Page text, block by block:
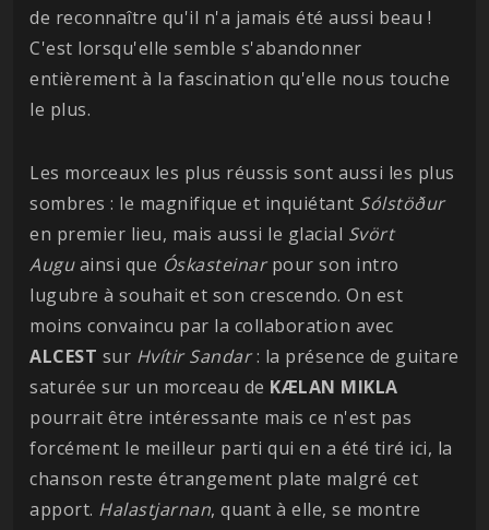
de reconnaître qu'il n'a jamais été aussi beau !
C'est lorsqu'elle semble s'abandonner
entièrement à la fascination qu'elle nous touche
le plus.
Les morceaux les plus réussis sont aussi les plus
sombres : le magnifique et inquiétant Sólstöður
en premier lieu, mais aussi le glacial Svört
Auguainsi que Óskasteinarpour son intro
lugubre à souhait et son crescendo. On est
moins convaincu par la collaboration avec
ALCEST sur Hvítir Sandar: la présence de guitare
saturée sur un morceau de KÆLAN MIKLA
pourrait être intéressante mais ce n'est pas
forcément le meilleur parti qui en a été tiré ici, la
chanson reste étrangement plate malgré cet
apport. Halastjarnan, quant à elle, se montre